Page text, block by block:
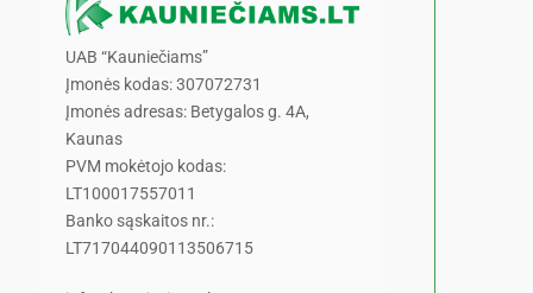
UAB “Kauniečiams”
Įmonės kodas: 307072731
Įmonės adresas: Betygalos g. 4A,
Kaunas
PVM mokėtojo kodas:
LT100017557011
Banko sąskaitos nr.:
LT717044090113506715